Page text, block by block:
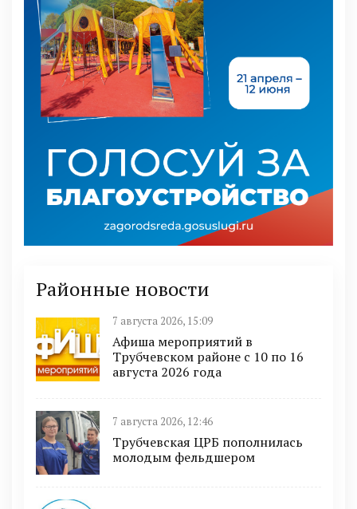
Районные новости
7 августа 2026, 15:09
Афиша мероприятий в
Трубчевском районе с 10 по 16
августа 2026 года
7 августа 2026, 12:46
Трубчевская ЦРБ пополнилась
молодым фельдшером